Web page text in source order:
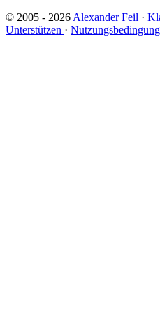
© 2005 - 2026 Alexander Feil ·
Unterstützen ·